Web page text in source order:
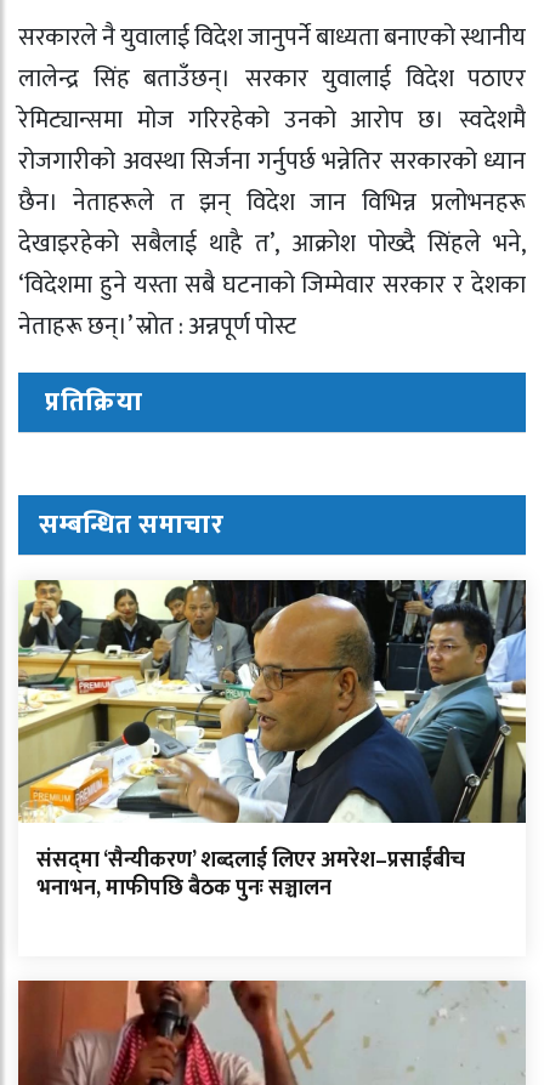
सरकारले नै युवालाई विदेश जानुपर्ने बाध्यता बनाएको स्थानीय
लालेन्द्र सिंह बताउँछन्। सरकार युवालाई विदेश पठाएर
रेमिट्यान्समा मोज गरिरहेको उनको आरोप छ। स्वदेशमै
रोजगारीको अवस्था सिर्जना गर्नुपर्छ भन्नेतिर सरकारको ध्यान
छैन। नेताहरूले त झन् विदेश जान विभिन्न प्रलोभनहरू
देखाइरहेको सबैलाई थाहै त’, आक्रोश पोख्दै सिंहले भने,
‘विदेशमा हुने यस्ता सबै घटनाको जिम्मेवार सरकार र देशका
नेताहरू छन्।’ स्रोत : अन्नपूर्ण पोस्ट
प्रतिक्रिया
सम्बन्धित समाचार
संसद्‌मा ‘सैन्यीकरण’ शब्दलाई लिएर अमरेश–प्रसाईंबीच
भनाभन, माफीपछि बैठक पुनः सञ्चालन